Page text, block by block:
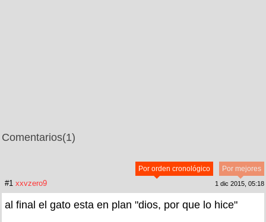
Comentarios(1)
Por mejores
Por orden cronológico
#1 xxvzero9 1 dic 2015, 05:18
al final el gato esta en plan "dios, por que lo hice"